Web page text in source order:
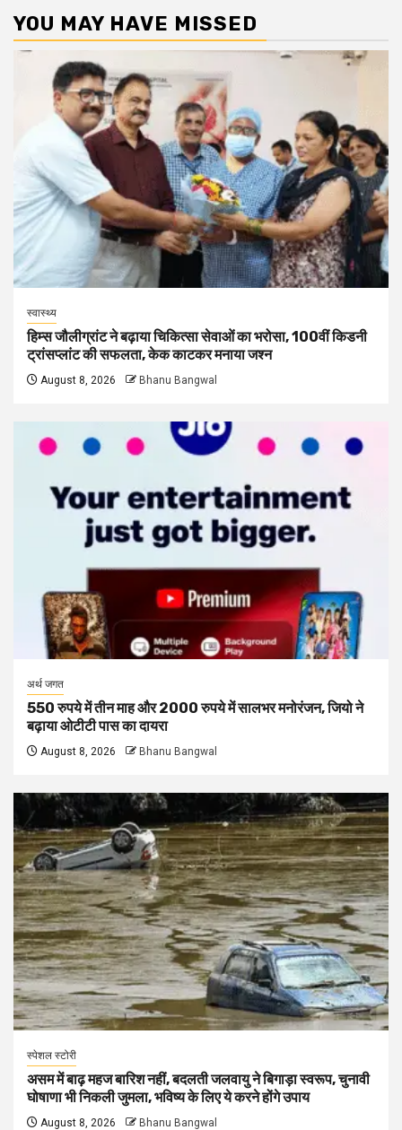
YOU MAY HAVE MISSED
स्वास्थ्य
हिम्स जौलीग्रांट ने बढ़ाया चिकित्सा सेवाओं का भरोसा, 100वीं किडनी
ट्रांसप्लांट की सफलता, केक काटकर मनाया जश्न
August 8, 2026 Bhanu Bangwal
अर्थ जगत
550 रुपये में तीन माह और 2000 रुपये में सालभर मनोरंजन, जियो ने
बढ़ाया ओटीटी पास का दायरा
August 8, 2026 Bhanu Bangwal
स्पेशल स्टोरी
असम में बाढ़ महज बारिश नहीं, बदलती जलवायु ने बिगाड़ा स्वरूप, चुनावी
घोषाणा भी निकली जुमला, भविष्य के लिए ये करने होंगे उपाय
August 8, 2026 Bhanu Bangwal